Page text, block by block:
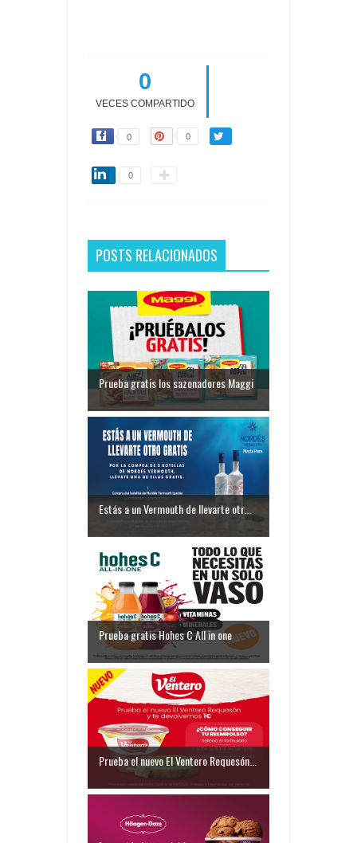
0
VECES COMPARTIDO
0 0
0
POSTS RELACIONADOS
Prueba gratis los sazonadores Maggi
Estás a un Vermouth de llevarte otr...
Prueba gratis Hohes C All in one
Prueba el nuevo El Ventero Requesón...